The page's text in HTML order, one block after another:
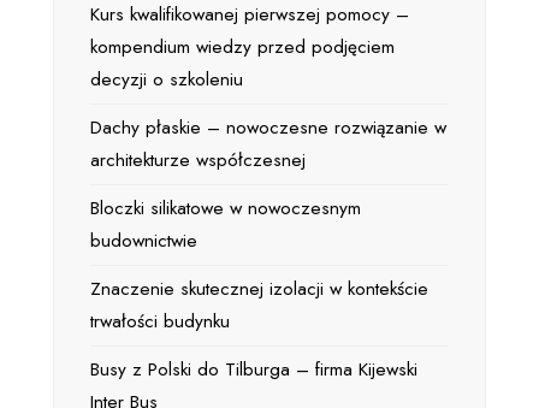
Kurs kwalifikowanej pierwszej pomocy –
kompendium wiedzy przed podjęciem
decyzji o szkoleniu
Dachy płaskie – nowoczesne rozwiązanie w
architekturze współczesnej
Bloczki silikatowe w nowoczesnym
budownictwie
Znaczenie skutecznej izolacji w kontekście
trwałości budynku
Busy z Polski do Tilburga – firma Kijewski
Inter Bus